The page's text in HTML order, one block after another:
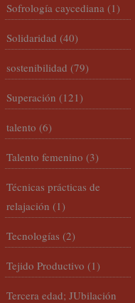
Sofrología caycediana (1)
Solidaridad (40)
sostenibilidad (79)
Superación (121)
talento (6)
Talento femenino (3)
Técnicas prácticas de
relajación (1)
Tecnologías (2)
Tejido Productivo (1)
Tercera edad; JUbilación